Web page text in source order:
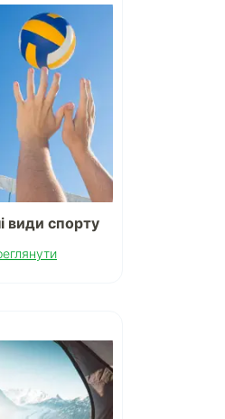
види спорту